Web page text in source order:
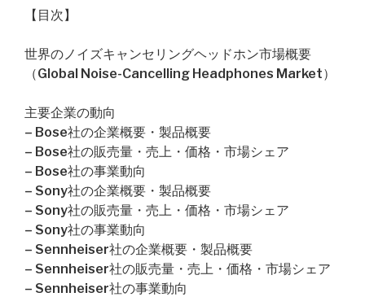
【目次】
世界のノイズキャンセリングヘッドホン市場概要
（Global Noise-Cancelling Headphones Market）
主要企業の動向
– Bose社の企業概要・製品概要
– Bose社の販売量・売上・価格・市場シェア
– Bose社の事業動向
– Sony社の企業概要・製品概要
– Sony社の販売量・売上・価格・市場シェア
– Sony社の事業動向
– Sennheiser社の企業概要・製品概要
– Sennheiser社の販売量・売上・価格・市場シェア
– Sennheiser社の事業動向